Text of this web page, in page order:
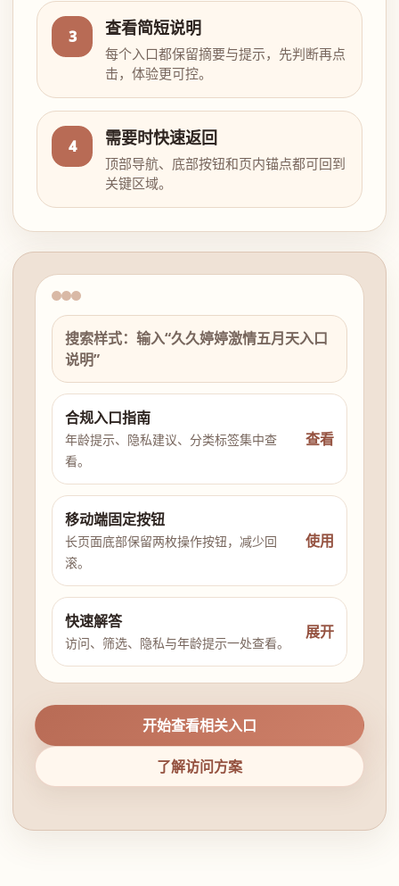
3 查看简短说明
每个入口都保留摘要与提示，先判断再点
击，体验更可控。
4 需要时快速返回
顶部导航、底部按钮和页内锚点都可回到
关键区域。
搜索样式：输入“久久婷婷激情五月天入口
说明”
合规入口指南
年龄提示、隐私建议、分类标签集中查
看。
查看
移动端固定按钮
长页面底部保留两枚操作按钮，减少回
滚。
使用
快速解答
访问、筛选、隐私与年龄提示一处查看。
展开
开始查看相关入口
了解访问方案